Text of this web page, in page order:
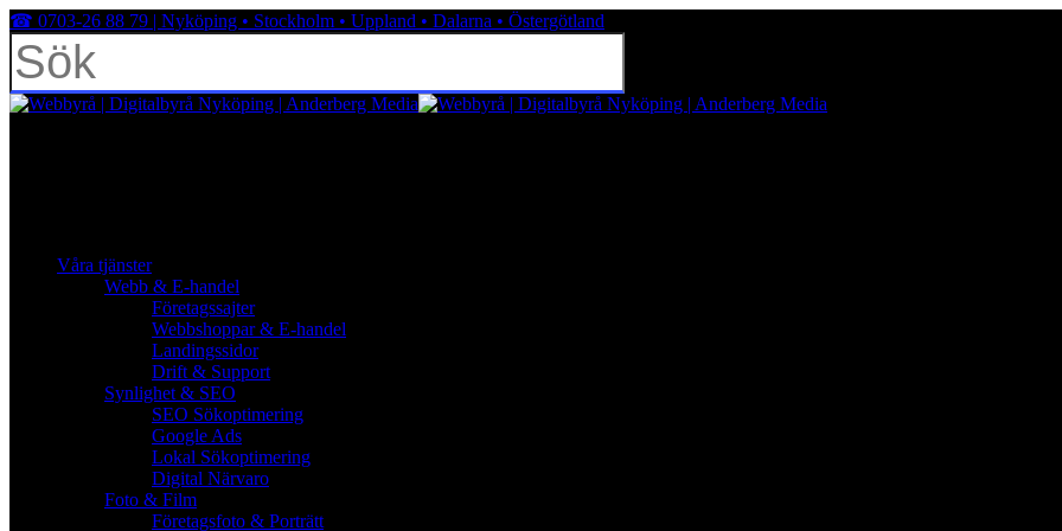
Skip
to
main
content
☎︎ 0703-26 88 79 | Nyköping • Stockholm • Uppland • Dalarna • Östergötland
Close
Våra tjänster
Webb & E-handel
Företagssajter
Webbshoppar & E-handel
Landingssidor
Drift & Support
Synlighet & SEO
SEO Sökoptimering
Google Ads
Lokal Sökoptimering
Digital Närvaro
Foto & Film
Företagsfoto & Porträtt